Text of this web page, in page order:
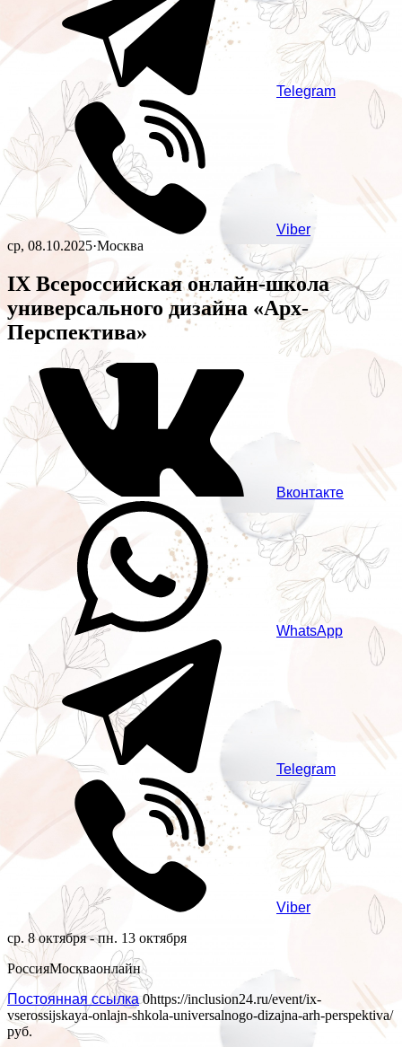
Telegram
Viber
ср, 08.10.2025·Москва
IX Всероссийская онлайн-школа
универсального дизайна «Арх-
Перспектива»
Вконтакте
WhatsApp
Telegram
Viber
ср. 8 октября - пн. 13 октября
РоссияМоскваонлайн
Постоянная ссылка 0https://inclusion24.ru/event/ix-
vserossijskaya-onlajn-shkola-universalnogo-dizajna-arh-perspektiva/
руб.